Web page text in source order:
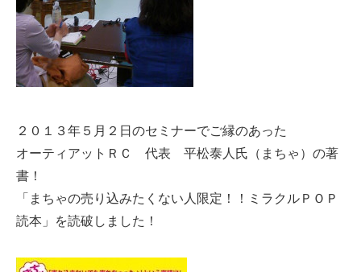
２０１３年５月２日のセミナーでご縁のあった
オーティアットＲＣ 代表 平松泰人氏（まちゃ）の著
書！
「まちゃの売り込みたくない人限定！！ミラクルＰＯＰ
読本」を読破しました！